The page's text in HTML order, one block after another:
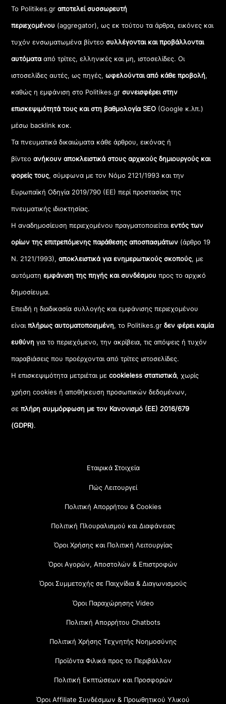
Το Politikes.grαποτελεί συσσωρευτή
περιεχομένου (aggregator), ως εκ τούτου τα άρθρα, εικόνες και
τυχόν ενσωματωμένα βίντεοσυλλέγονται και προβάλλονται
αυτόματααπό τρίτες, ελληνικές και μη, ιστοσελίδες. Οι
ιστοσελίδες αυτές, ως πηγές,ωφελούνται από κάθε προβολή,
καθώς η εμφάνιση στο Politikes.gr συνεισφέρει στην
επισκεψιμότητά τους και στη βαθμολογία SEO (Google κ.λπ.)
μέσω backlink κοκ.
Τα πνευματικά δικαιώματα κάθε άρθρου, εικόνας ή
βίντεοανήκουν αποκλειστικά στους αρχικούς δημιουργούς και
φορείς τους, σύμφωνα με τον Νόμο 2121/1993 και την
Ευρωπαϊκή Οδηγία 2019/790 (ΕΕ) περί προστασίας της
πνευματικής ιδιοκτησίας.
Η αναδημοσίευση περιεχομένου πραγματοποιείταιεντός των
ορίων της επιτρεπόμενης παράθεσης αποσπασμάτων (άρθρο 19
Ν. 2121/1993), αποκλειστικά για ενημερωτικούς σκοπούς, με
αυτόματηεμφάνιση της πηγής και συνδέσμου προς το αρχικό
δημοσίευμα.
Επειδή η διαδικασία συλλογής και εμφάνισης περιεχομένου
είναιπλήρως αυτοματοποιημένη, το Politikes.grδεν φέρει καμία
ευθύνη για το περιεχόμενο, την ακρίβεια, τις απόψεις ή τυχόν
παραβιάσεις που προέρχονται από τρίτες ιστοσελίδες.
Η επισκεψιμότητα μετριέται μεcookieless στατιστικά, χωρίς
χρήση cookies ή αποθήκευση προσωπικών δεδομένων,
σεπλήρη συμμόρφωση με τον Κανονισμό (ΕΕ) 2016/679
(GDPR).
Εταιρικά Στοιχεία
Πώς Λειτουργεί
Πολιτική Απορρήτου & Cookies
Πολιτική Πλουραλισμού και Διαφάνειας
Όροι Χρήσης και Πολιτική Λειτουργίας
Όροι Αγορών, Αποστολών & Επιστροφών
Όροι Συμμετοχής σε Παιχνίδια & Διαγωνισμούς
Όροι Παραχώρησης Video
Πολιτική Απορρήτου Chatbots
Πολιτική Χρήσης Τεχνητής Νοημοσύνης
Προϊόντα Φιλικά προς το Περιβάλλον
Πολιτική Εκπτώσεων και Προσφορών
Όροι Affiliate Συνδέσμων & Προωθητικού Υλικού